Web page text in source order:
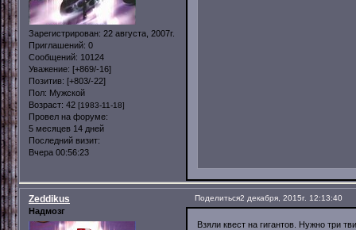
Зарегистрирован: 22 августа, 2007г.
Приглашений: 0
Сообщений: 10124
Уважение: [+869/-16]
Позитив: [+803/-22]
Пол: Мужской
Возраст: 42 [1983-11-18]
Провел на форуме:
5 месяцев 14 дней
Последний визит:
Вчера 00:56:23
Поделиться2 декабря, 2015г. 12:13:40
Zeddikus
Надмозг
Взяли квест на гигантов. Нужно три